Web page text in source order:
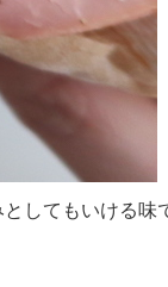
してもいける味